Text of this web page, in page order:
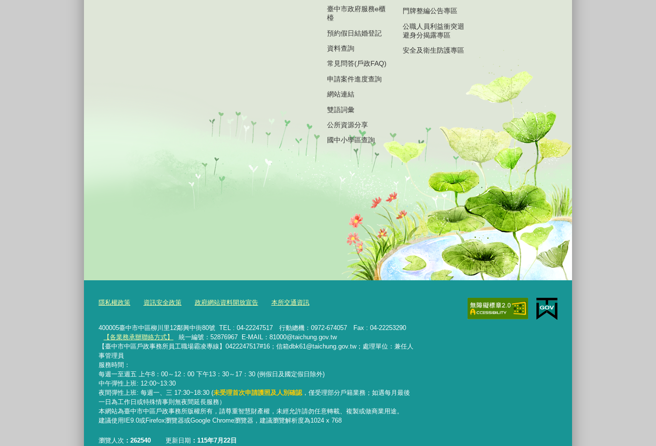
臺中市政府服務e櫃
檯
預約假日結婚登記
資料查詢
常見問答(戶政FAQ)
申請案件進度查詢
網站連結
雙語詞彙
公所資源分享
國中小學區查詢
門牌整編公告專區
公職人員利益衝突迴
避身分揭露專區
安全及衛生防護專區
隱私權政策 資訊安全政策 政府網站資料開放宣告 本所交通資訊
400005臺中市中區柳川里12鄰興中街80號 TEL : 04-22247517 行動總機：0972-674057 Fax : 04-22253290
【各業務承辦聯絡方式】
統一編號：52876967 E-MAIL：81000@taichung.gov.tw
【臺中市中區戶政事務所員工職場霸凌專線】0422247517#16；信箱dbk61@taichung.gov.tw；處理單位：兼任人
事管理員
服務時間：
每週一至週五 上午8：00～12：00 下午13：30～17：30 (例假日及國定假日除外)
中午彈性上班: 12:00~13:30
夜間彈性上班: 每週一、三 17:30~18:30 (未受理首次申請護照及人別確認 ，僅受理部分戶籍業務； 如遇每月最後
一日為工作日或特殊情事則無夜間延長服務）
本網站為臺中市中區戶政事務所版權所有，請尊重智慧財產權，未經允許請勿任意轉載、複製或做商業用途。
建議使用IE9.0或Firefox瀏覽器或Google Chrome瀏覽器，建議瀏覽解析度為1024 x 768
瀏覽人次 262540 更新日期 115年7月22日